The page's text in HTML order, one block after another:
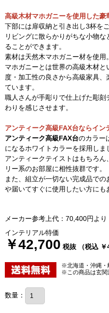
高級木材マホガニーを使用した豪
下部には扉収納と引き出し3杯を
リビングに散らかりがちな小物
ることができます。
素材は天然木マホガニー材を使用。
マホガニーとは世界の高級木材
度・加工性の良さから高級家具
ています。
職人さんが手彫りで仕上げた彫
わりを感じさせます。
アンティーク高級FAX台ならイン
アンティーク高級FAX台のカラー
になるホワイトカラーを採用しま
アンティークテイストはもちろ
リー系のお部屋に相性抜群です。
また、組立が一切ない完成品で
や届いてすぐに使用したい方にも
メーカー参考上代：70,400円より
インテリアル特価
￥42,700 税抜 （税込 ￥
※北海道・沖縄・
※この商品は玄関
数量：